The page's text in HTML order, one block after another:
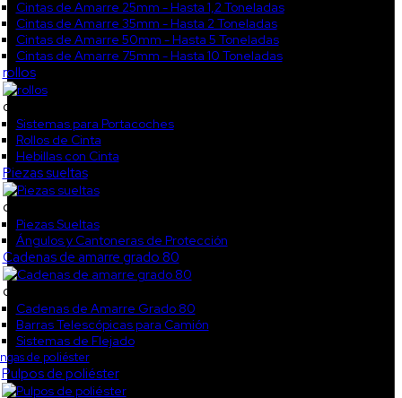
Cintas de Amarre 25mm - Hasta 1,2 Toneladas
Cintas de Amarre 35mm - Hasta 2 Toneladas
Cintas de Amarre 50mm - Hasta 5 Toneladas
Cintas de Amarre 75mm - Hasta 10 Toneladas
rollos
col3
Sistemas para Portacoches
Rollos de Cinta
Hebillas con Cinta
Piezas sueltas
col4
Piezas Sueltas
Ángulos y Cantoneras de Protección
Cadenas de amarre grado 80
col5
Cadenas de Amarre Grado 80
Barras Telescópicas para Camión
Sistemas de Flejado
de poliéster
Pulpos de poliéster